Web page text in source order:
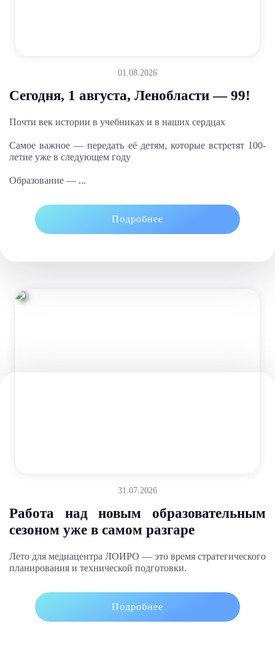
01.08.2026
Сегодня, 1 августа, Ленобласти — 99!
Почти век истории в учебниках и в наших сердцах
Самое важное — передать её детям, которые встретят 100-
летие уже в следующем году
Образование — ...
Подробнее
31.07.2026
Работа над новым образовательным
сезоном уже в самом разгаре
Лето для медиацентра ЛОИРО — это время стратегического
планирования и технической подготовки.
Подробнее